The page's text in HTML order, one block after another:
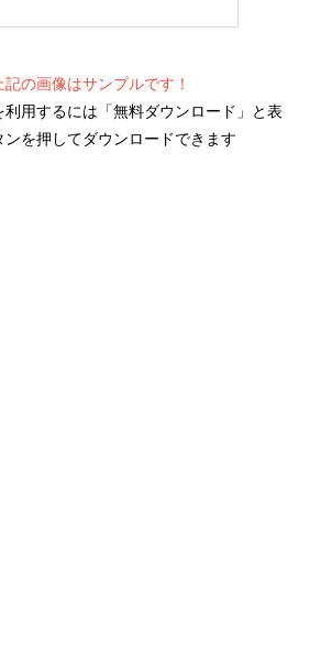
記の画像はサンプルです！
用するには「無料ダウンロード」と表
ンを押してダウンロードできます